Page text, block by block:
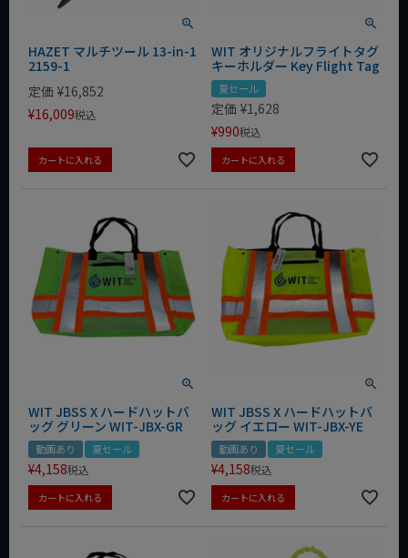
HAZET マルチツール 13-in-1
2159-1
定価 ¥16,852
¥16,009税込
カートに入れる
WIT オリジナルフライトタグ
キーホルダー Key Flight Tag
夏セール
定価 ¥1,628
¥990税込
カートに入れる
WIT JBSS X ハードハットバ
ッグ グリーン WIT-JBX-GR
動画あり 夏セール
¥4,158税込
カートに入れる
WIT JBSS X ハードハットバ
ッグ イエロー WIT-JBX-YE
動画あり 夏セール
¥4,158税込
カートに入れる